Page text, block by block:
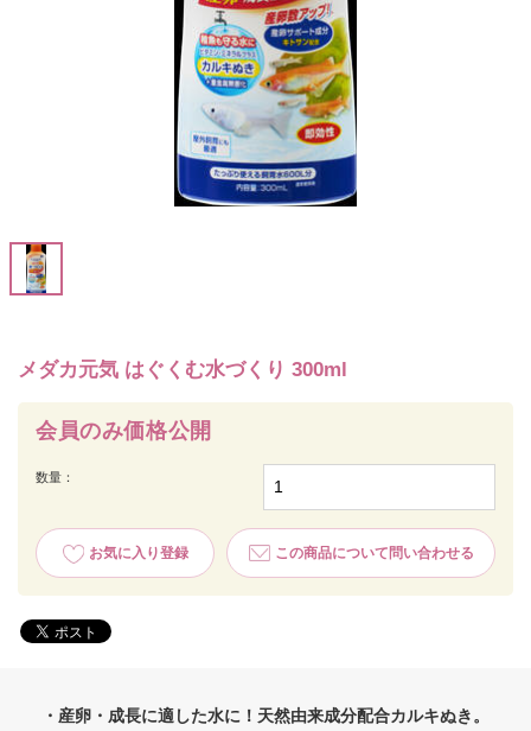
メダカ元気 はぐくむ水づくり 300ml
会員のみ価格公開
数量：
お気に入り登録 この商品について問い合わせる
・産卵・成長に適した水に！天然由来成分配合カルキぬき。